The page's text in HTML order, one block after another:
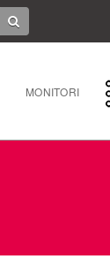
MONITORI